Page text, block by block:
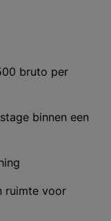
bruto per
binnen een
ruimte voor